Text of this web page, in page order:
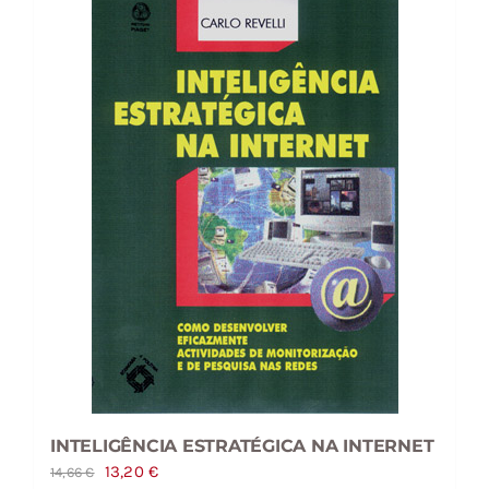
INTELIGÊNCIA ESTRATÉGICA NA INTERNET
14,66€
O
13,20€O